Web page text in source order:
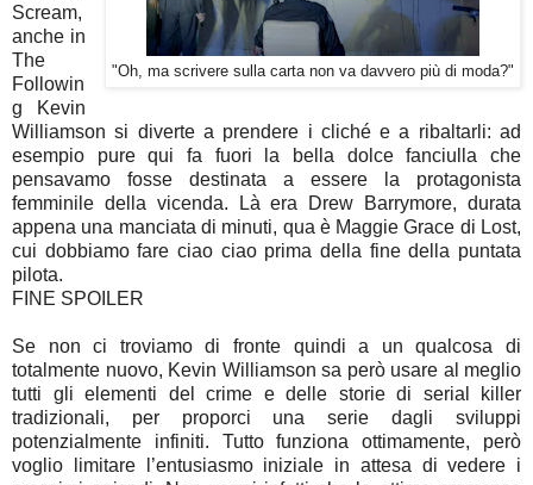
"Oh, ma scrivere sulla carta non va davvero più di moda?"
Scream,
anche in
The
Followin
g Kevin
Williamson si diverte a prendere i cliché e a ribaltarli: ad
esempio pure qui fa fuori la bella dolce fanciulla che
pensavamo fosse destinata a essere la protagonista
femminile della vicenda. Là era Drew Barrymore, durata
appena una manciata di minuti, qua è Maggie Grace di Lost,
cui dobbiamo fare ciao ciao prima della fine della puntata
pilota.
FINE SPOILER
Se non ci troviamo di fronte quindi a un qualcosa di
totalmente nuovo, Kevin Williamson sa però usare al meglio
tutti gli elementi del crime e delle storie di serial killer
tradizionali, per proporci una serie dagli sviluppi
potenzialmente infiniti. Tutto funziona ottimamente, però
voglio limitare l’entusiasmo iniziale in attesa di vedere i